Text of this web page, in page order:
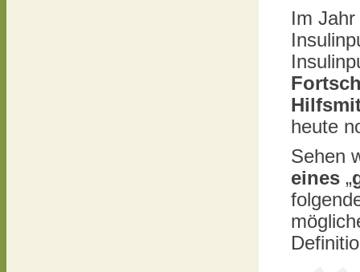
Im
heute
Sehen
eines „